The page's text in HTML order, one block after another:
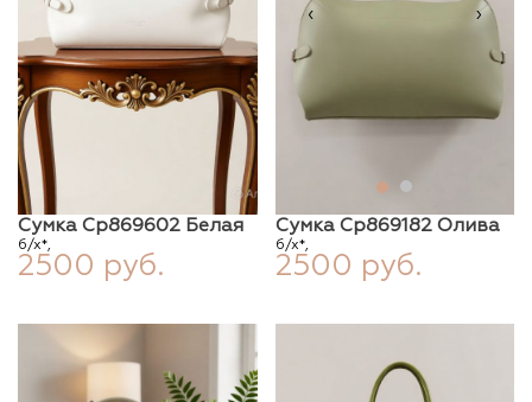
Сумка Ср869602 Белая
б/х*,
2500 руб.
‹ ›
Сумка Ср869182 Олива
б/х*,
2500 руб.